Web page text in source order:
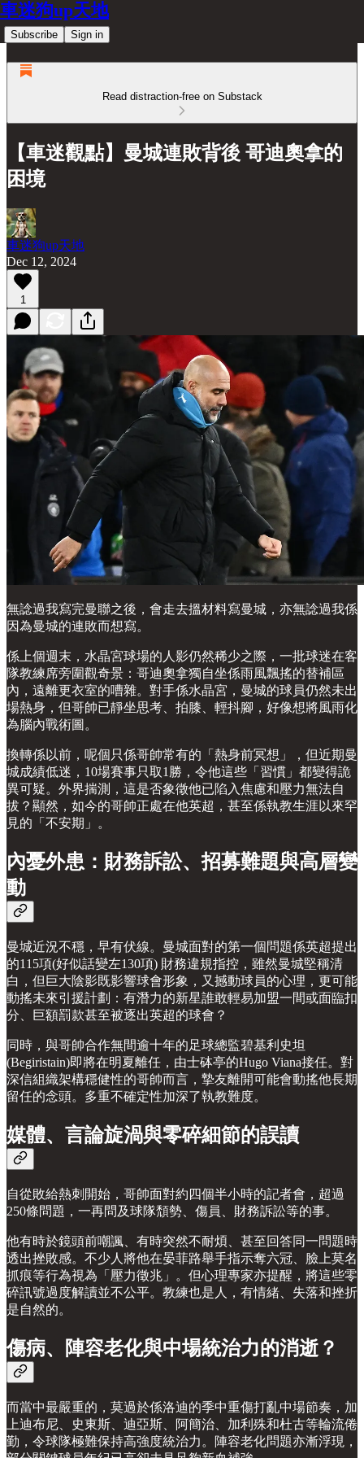
車迷狗up天地
Subscribe Sign in
Read distraction-free on Substack
【車迷觀點】曼城連敗背後 哥迪奧拿的
困境
車迷狗up天地
Dec 12, 2024
1
無諗過我寫完曼聯之後，會走去搵材料寫曼城，亦無諗過我係
因為曼城的連敗而想寫。
係上個週末，水晶宮球場的人影仍然稀少之際，一批球迷在客
隊教練席旁圍觀奇景：哥迪奧拿獨自坐係雨風飄搖的替補區
內，遠離更衣室的嘈雜。對手係水晶宮，曼城的球員仍然未出
場熱身，但哥帥已靜坐思考、拍膝、輕抖腳，好像想將風雨化
為腦內戰術圖。
換轉係以前，呢個只係哥帥常有的「熱身前冥想」，但近期曼
城成績低迷，10場賽事只取1勝，令他這些「習慣」都變得詭
異可疑。外界揣測，這是否象徵他已陷入焦慮和壓力無法自
拔？顯然，如今的哥帥正處在他英超，甚至係執教生涯以來罕
見的「不安期」。
內憂外患：財務訴訟、招募難題與高層變
動
曼城近況不穩，早有伏線。曼城面對的第一個問題係英超提出
的115項(好似話變左130項) 財務違規指控，雖然曼城堅稱清
白，但巨大陰影既影響球會形象，又撼動球員的心理，更可能
動搖未來引援計劃：有潛力的新星誰敢輕易加盟一間或面臨扣
分、巨額罰款甚至被逐出英超的球會？
同時，與哥帥合作無間逾十年的足球總監碧基利史坦
(Begiristain)即將在明夏離任，由士砵亭的Hugo Viana接任。對
深信組織架構穩健性的哥帥而言，摯友離開可能會動搖他長期
留任的念頭。多重不確定性加深了執教難度。
媒體、言論旋渦與零碎細節的誤讀
自從敗給熱刺開始，哥帥面對約四個半小時的記者會，超過
250條問題，一再問及球隊頹勢、傷員、財務訴訟等的事。
他有時於鏡頭前嘲諷、有時突然不耐煩、甚至回答同一問題時
透出挫敗感。不少人將他在晏菲路舉手指示奪六冠、臉上莫名
抓痕等行為視為「壓力徵兆」。但心理專家亦提醒，將這些零
碎訊號過度解讀並不公平。教練也是人，有情緒、失落和挫折
是自然的。
傷病、陣容老化與中場統治力的消逝？
而當中最嚴重的，莫過於係洛迪的季中重傷打亂中場節奏，加
上迪布尼、史東斯、迪亞斯、阿簡治、加利殊和杜古等輪流倦
勤，令球隊極難保持高強度統治力。陣容老化問題亦漸浮現，